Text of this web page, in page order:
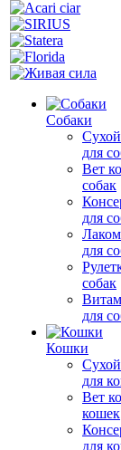
Собаки
для
Вет
собак
для
для
собак
для
Кошки
для
Вет
кошек
для